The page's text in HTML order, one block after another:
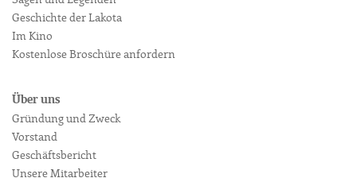
Geschichte der Lakota
Im Kino
Kostenlose Broschüre anfordern
Über uns
Gründung und Zweck
Vorstand
Geschäftsbericht
Unsere Mitarbeiter